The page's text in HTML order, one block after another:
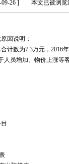
09-26 ] 本文已被浏
因说明：
计数为7.3万元，2016
人员增加、物价上涨等